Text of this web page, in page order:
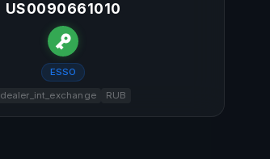
US0090661010
ESSO
dealer_int_exchange RUB